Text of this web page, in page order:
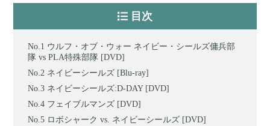
目次
ウルフ・オブ・ウォー ネイビー・シールズ傭兵部
隊 vs PLA特殊部隊 [DVD]
ネイビーシールズ [Blu-ray]
ネイビーシールズ:D-DAY [DVD]
フェイブルマンズ [DVD]
ロボシャーク vs. ネイビーシールズ [DVD]